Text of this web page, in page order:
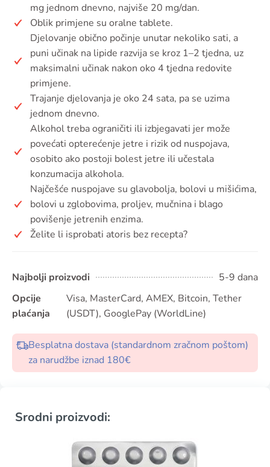
mg jednom dnevno, najviše 20 mg/dan.
Oblik primjene su oralne tablete.
Djelovanje obično počinje unutar nekoliko sati, a
puni učinak na lipide razvija se kroz 1–2 tjedna, uz
maksimalni učinak nakon oko 4 tjedna redovite
primjene.
Trajanje djelovanja je oko 24 sata, pa se uzima
jednom dnevno.
Alkohol treba ograničiti ili izbjegavati jer može
povećati opterećenje jetre i rizik od nuspojava,
osobito ako postoji bolest jetre ili učestala
konzumacija alkohola.
Najčešće nuspojave su glavobolja, bolovi u mišićima,
bolovi u zglobovima, proljev, mučnina i blago
povišenje jetrenih enzima.
Želite li isprobati atoris bez recepta?
Najbolji proizvodi
5-9 dana
Opcije
plaćanja
Visa, MasterCard, AMEX, Bitcoin, Tether
(USDT), GooglePay (WorldLine)
Besplatna dostava (standardnom zračnom poštom)
za narudžbe iznad 180€
Srodni proizvodi: